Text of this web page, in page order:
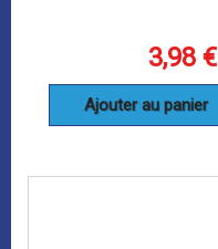
3,98 €
Ajouter au panier